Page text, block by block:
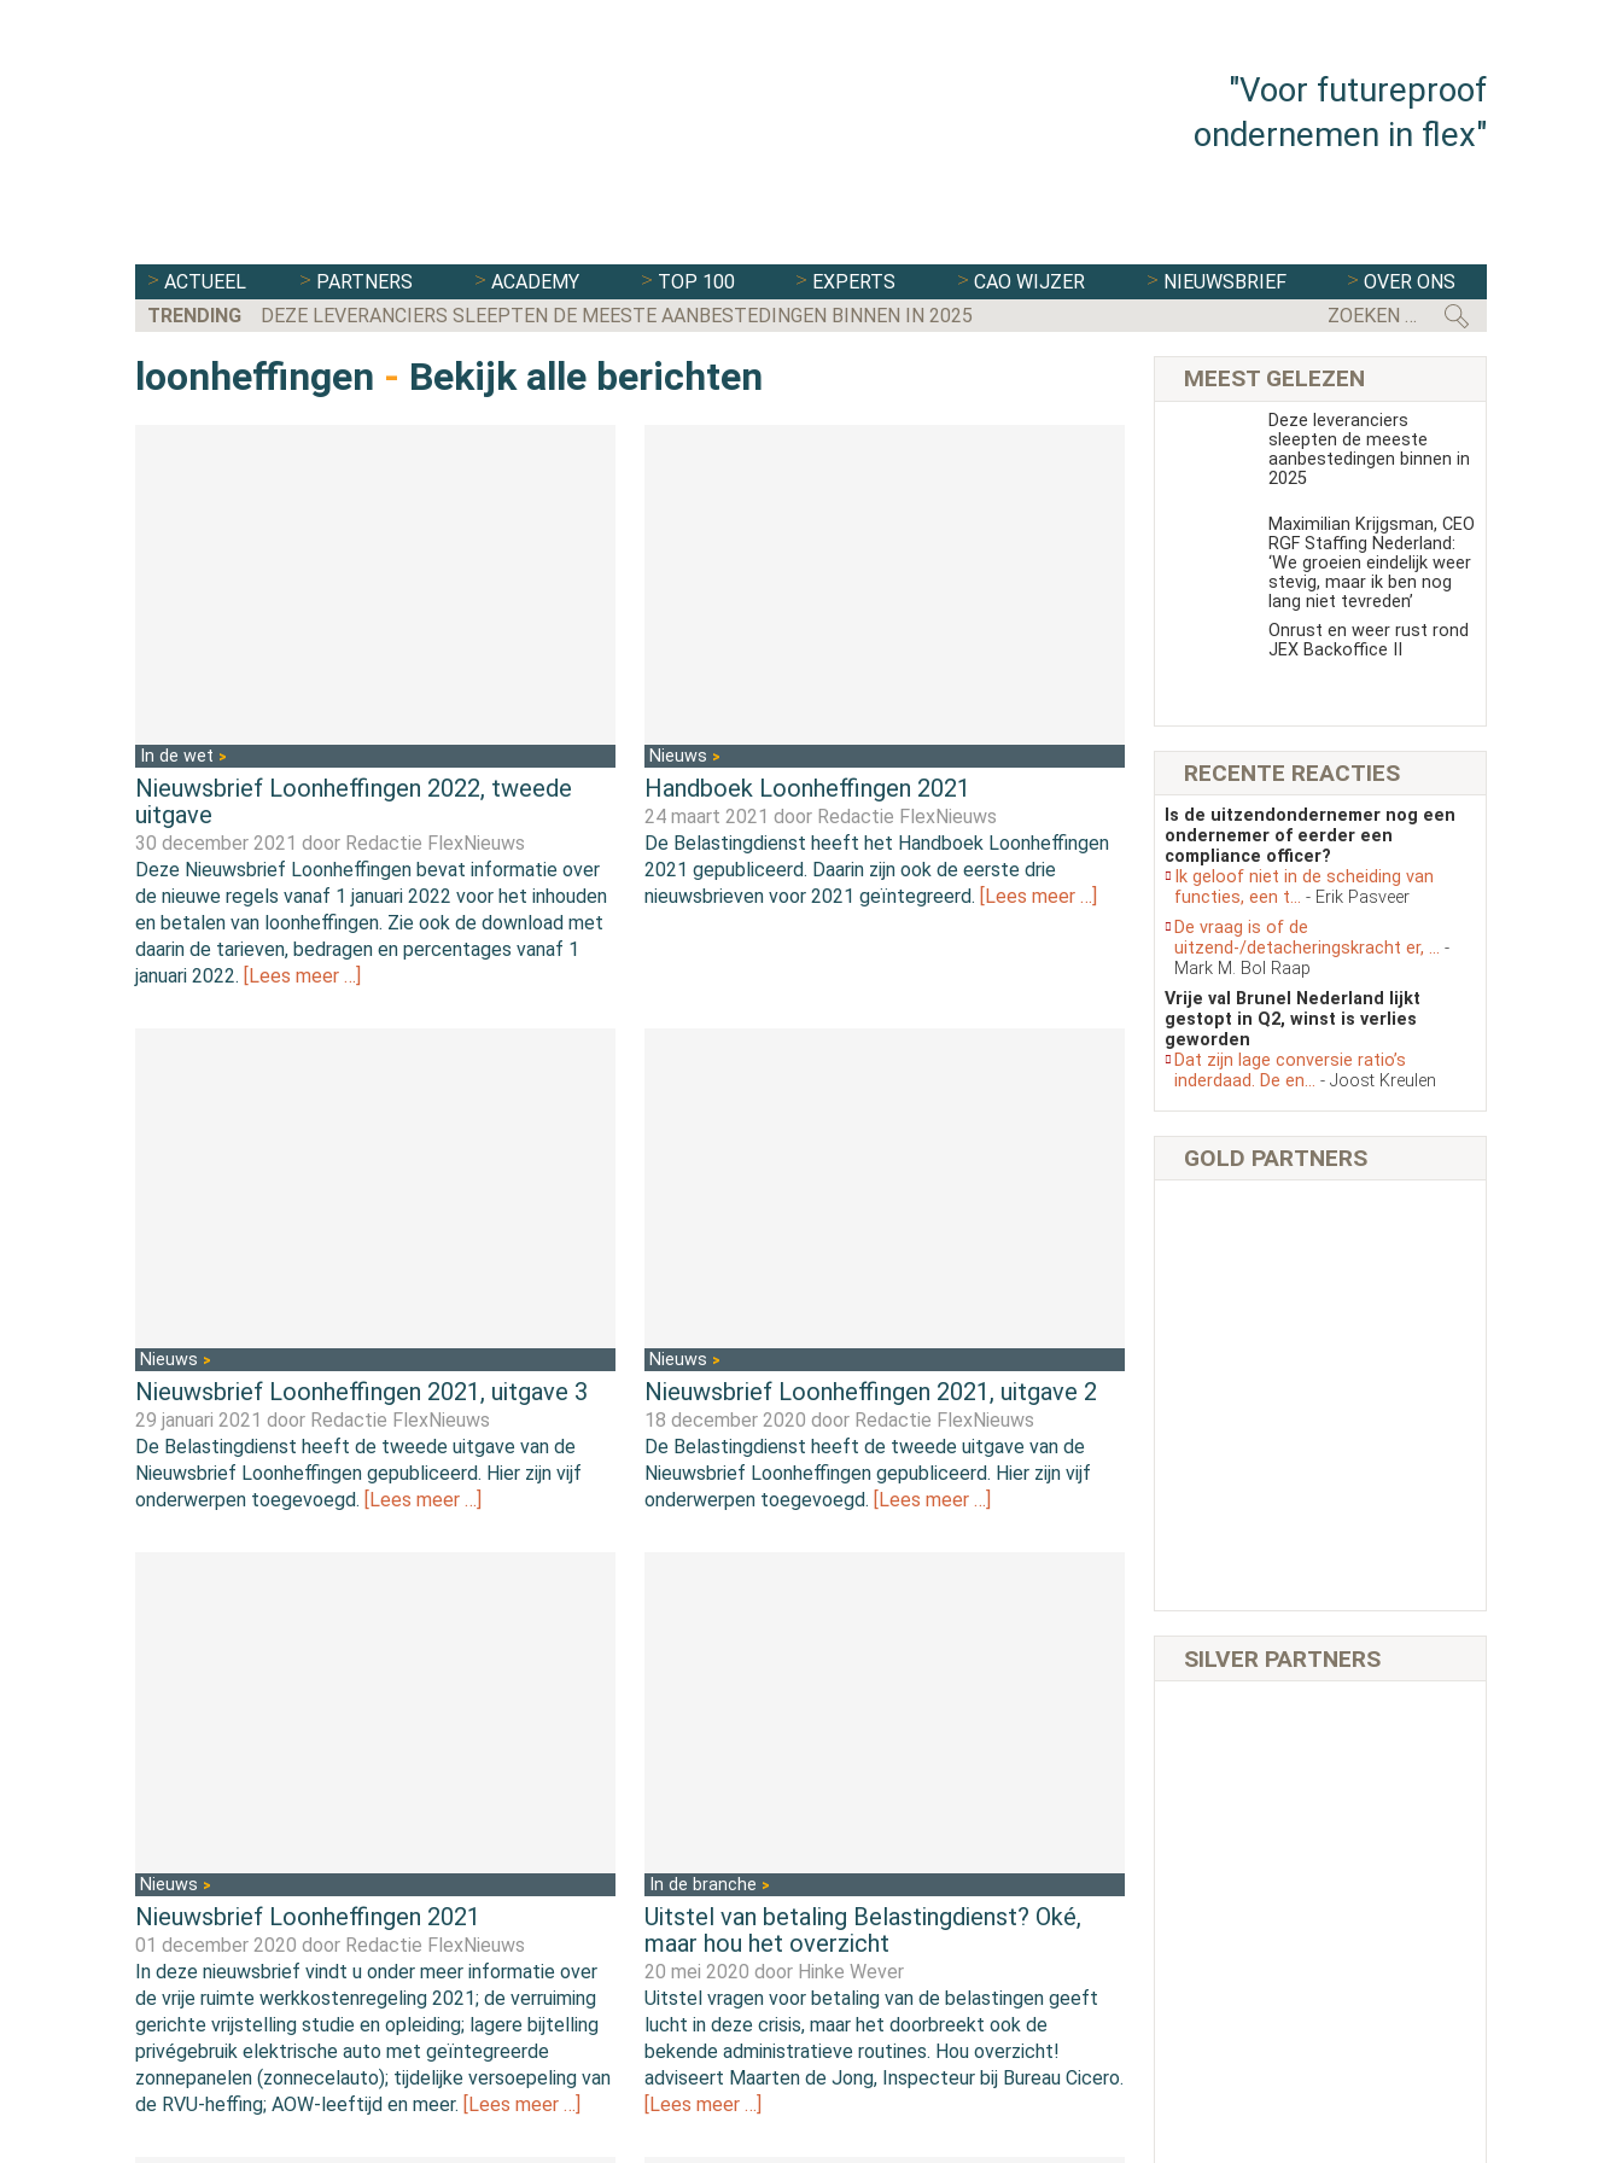
"Voor futureproof
ondernemen in flex"
ACTUEEL PARTNERS ACADEMY TOP 100 EXPERTS CAO WIJZER NIEUWSBRIEF
OVER ONS
TRENDING
DEZE LEVERANCIERS SLEEPTEN DE MEESTE AANBESTEDINGEN BINNEN IN 2025
loonheffingen - Bekijk alle berichten
In de wet
Nieuwsbrief Loonheffingen 2022, tweede
uitgave
30 december 2021 door Redactie FlexNieuws
Deze Nieuwsbrief Loonheffingen bevat informatie over
de nieuwe regels vanaf 1 januari 2022 voor het inhouden
en betalen van loonheffingen. Zie ook de download met
daarin de tarieven, bedragen en percentages vanaf 1
januari 2022. [Lees meer …]
Nieuws
Handboek Loonheffingen 2021
24 maart 2021 door Redactie FlexNieuws
De Belastingdienst heeft het Handboek Loonheffingen
2021 gepubliceerd. Daarin zijn ook de eerste drie
nieuwsbrieven voor 2021 geïntegreerd. [Lees meer …]
Nieuws
Nieuwsbrief Loonheffingen 2021, uitgave 3
29 januari 2021 door Redactie FlexNieuws
De Belastingdienst heeft de tweede uitgave van de
Nieuwsbrief Loonheffingen gepubliceerd. Hier zijn vijf
onderwerpen toegevoegd.
[Lees meer …]
Nieuws
Nieuwsbrief Loonheffingen 2021, uitgave 2
18 december 2020 door Redactie FlexNieuws
De Belastingdienst heeft de tweede uitgave van de
Nieuwsbrief Loonheffingen gepubliceerd. Hier zijn vijf
onderwerpen toegevoegd.
[Lees meer …]
Nieuws
Nieuwsbrief Loonheffingen 2021
01 december 2020 door Redactie FlexNieuws
In deze nieuwsbrief vindt u onder meer informatie over
de vrije ruimte werkkostenregeling 2021; de verruiming
gerichte vrijstelling studie en opleiding; lagere bijtelling
privégebruik elektrische auto met geïntegreerde
zonnepanelen (zonnecelauto); tijdelijke versoepeling van
de RVU-heffing; AOW-leeftijd en meer. [Lees meer …]
In de branche
Uitstel van betaling Belastingdienst? Oké,
maar hou het overzicht
20 mei 2020 door Hinke Wever
Uitstel vragen voor betaling van de belastingen geeft
lucht in deze crisis, maar het doorbreekt ook de
bekende administratieve routines. Hou overzicht!
adviseert Maarten de Jong, Inspecteur bij Bureau Cicero.
[Lees meer …]
MEEST GELEZEN
Deze leveranciers
sleepten de meeste
aanbestedingen binnen in
2025
Maximilian Krijgsman, CEO
RGF Staffing Nederland:
‘We groeien eindelijk weer
stevig, maar ik ben nog
lang niet tevreden’
Onrust en weer rust rond
JEX Backoffice II
RECENTE REACTIES
Is de uitzendondernemer nog een
ondernemer of eerder een
compliance officer?
Ik geloof niet in de scheiding van
functies, een t... - Erik Pasveer
De vraag is of de
uitzend-/detacheringskracht er, ... -
Mark M. Bol Raap
Vrije val Brunel Nederland lijkt
gestopt in Q2, winst is verlies
geworden
Dat zijn lage conversie ratio’s
inderdaad. De en... - Joost Kreulen
GOLD PARTNERS
SILVER PARTNERS